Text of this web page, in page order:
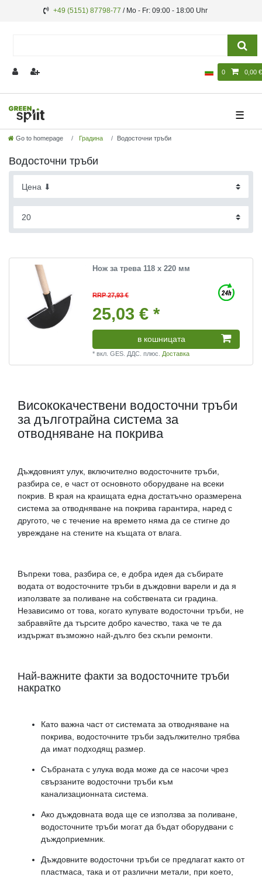
+49 (5151) 87798-77 / Mo - Fr: 09:00 - 18:00 Uhr
0 0,00 €
☰
Go to homepage Градина Водосточни тръби
Водосточни тръби
Нож за трева 118 х 220 мм
RRP 27,93 €
25,03 € *
в кошницата
*вкл. GES. ДДС. плюс. Доставка
Висококачествени водосточни тръби
за дълготрайна система за
отводняване на покрива
Дъждовният улук, включително водосточните тръби,
разбира се, е част от основното оборудване на всеки
покрив. В края на краищата една достатъчно оразмерена
система за отводняване на покрива гарантира, наред с
другото, че с течение на времето няма да се стигне до
увреждане на стените на къщата от влага.
Въпреки това, разбира се, е добра идея да събирате
водата от водосточните тръби в дъждовни варели и да я
използвате за поливане на собствената си градина.
Независимо от това, когато купувате водосточни тръби, не
забравяйте да търсите добро качество, така че те да
издържат възможно най-дълго без скъпи ремонти.
Най-важните факти за водосточните тръби
накратко
Като важна част от системата за отводняване на
покрива, водосточните тръби задължително трябва
да имат подходящ размер.
Събраната с улука вода може да се насочи чрез
свързаните водосточни тръби към
канализационната система.
Ако дъждовната вода ще се използва за поливане,
водосточните тръби могат да бъдат оборудвани с
дъждоприемник.
Дъждовните водосточни тръби се предлагат както от
пластмаса, така и от различни метали, при което,